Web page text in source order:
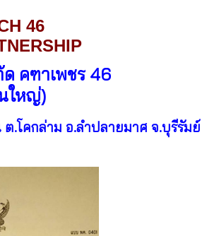
46
คฑาเพชร 46
ใหญ่)
.โคกล่าม อ.ลำปลายมาศ จ.บุรีรัมย์